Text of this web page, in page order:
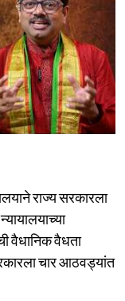
राज्य सरकारला
वैधानिक वैधता
चार आठवड्यांत